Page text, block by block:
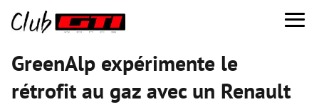
GreenAlp expérimente le
rétrofit au gaz avec un Renault